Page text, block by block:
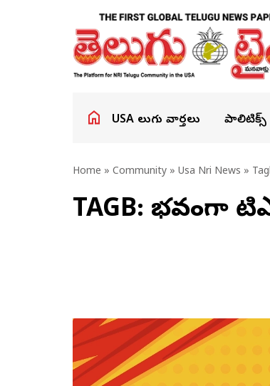
USA తెలుగు వార్తలు పాలిటిక్స్
Home » Community » Usa Nri News »
TAGB: వైభవంగా